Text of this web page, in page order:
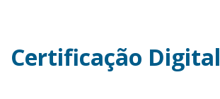
Certificação Digital